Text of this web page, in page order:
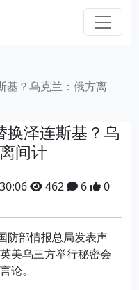
基？乌克兰：俄方离
换泽连斯基？乌
间计
462 6 0
部情报总局发表声
美乌三方举行秘密会
论。